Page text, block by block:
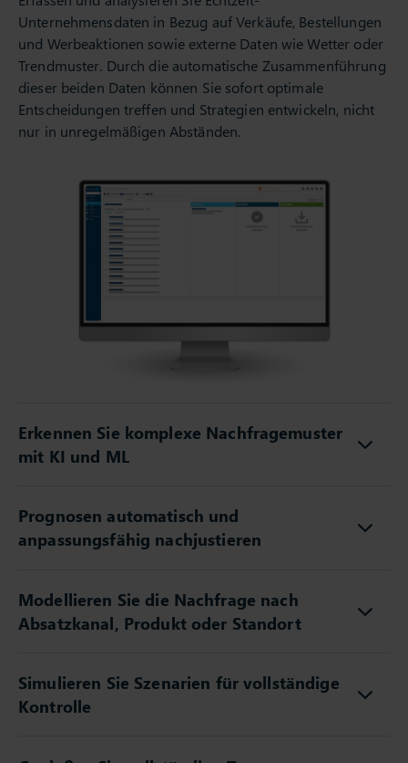
Erfassen und analysieren Sie Echtzeit-
Unternehmensdaten in Bezug auf Verkäufe, Bestellungen
und Werbeaktionen sowie externe Daten wie Wetter oder
Trendmuster. Durch die automatische Zusammenführung
dieser beiden Daten können Sie sofort optimale
Entscheidungen treffen und Strategien entwickeln, nicht
nur in unregelmäßigen Abständen.
Erkennen Sie komplexe Nachfragemuster
Prognosen automatisch und
anpassungsfähig nachjustieren
Modellieren Sie die Nachfrage nach
Absatzkanal, Produkt oder Standort
Simulieren Sie Szenarien für vollständige